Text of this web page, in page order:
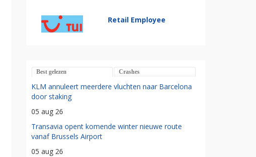
Retail Employee
Best gelezen Crashes
KLM annuleert meerdere vluchten naar Barcelona
door staking
05 aug 26
Transavia opent komende winter nieuwe route
vanaf Brussels Airport
05 aug 26